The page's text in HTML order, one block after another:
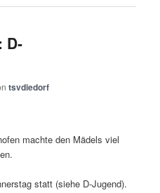
D-
tsvdiedorf
machte den Mädels viel
statt (siehe D-Jugend).